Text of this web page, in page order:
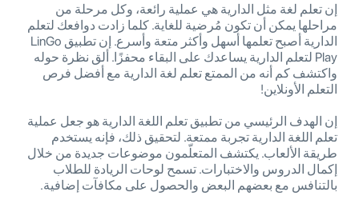
إن تعلم لغة مثل الدارية هي عملية رائعة، وكل مرحلة من
مراحلها يمكن أن تكون مُرضية للغاية. كلما زادت دوافعك لتعلم
الدارية أصبح تعلمها أسهل وأكثر متعة وأسرع. إن تطبيق LinGo
Play لتعلم الدارية يساعدك على البقاء محفزًا. ألق نظرة حوله
واكتشف كم أنه من الممتع تعلم لغة الدارية مع أفضل فرص
التعلم الأونلاين!
إن الهدف الرئيسي من تطبيق تعلم اللغة الدارية هو جعل عملية
تعلم اللغة الدارية تجربة ممتعة. لتحقيق ذلك، فإنه يستخدم
طريقة الألعاب. يكتشف المتعلّمون موضوعات جديدة من خلال
إكمال الدروس والاختبارات. تسمح لوحات الريادة للطلاب
بالتنافس مع بعضهم البعض والحصول على مكافآت إضافية.